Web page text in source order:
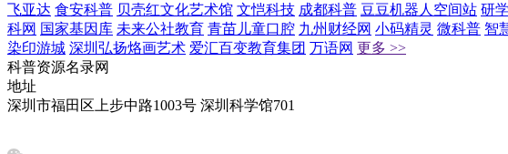
飞亚达 食安科普 贝壳红文化艺术馆 文恺科技 成都科普 豆豆机器人空间站 研
科网 国家基因库 未来公社教育 青苗儿童口腔 九州财经网 小码精灵 微科普 智
染印游城 深圳弘扬烙画艺术 爱汇百变教育集团 万语网 更多 >>
科普资源名录网
地址
深圳市福田区上步中路1003号 深圳科学馆701